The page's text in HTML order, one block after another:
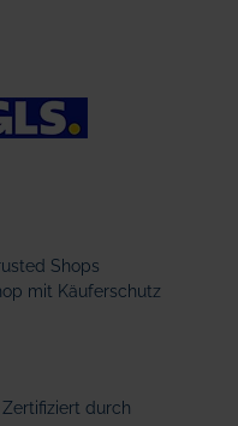
Shops
mit Käuferschutz
durch